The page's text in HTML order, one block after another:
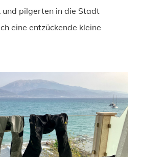
und pilgerten in die Stadt
eine entzückende kleine